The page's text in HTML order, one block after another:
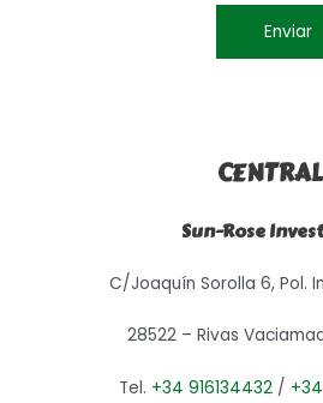
CENTRAL
Sun-Rose
C/Joaquín Sorolla 6, Pol.
28522 – Rivas
Tel. +34 916134432/